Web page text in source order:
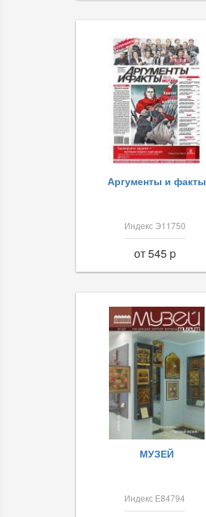
Аргументы и факты
Индекс Э11750
от 545 p
МУЗЕЙ
Индекс Е84794